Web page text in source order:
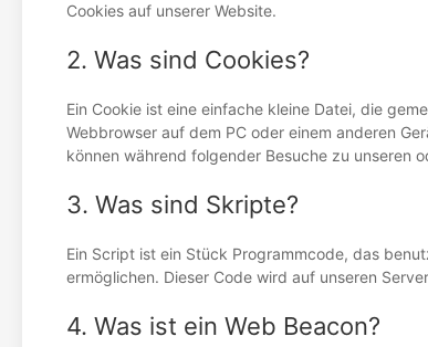
Cookies auf unserer Website.
2. Was sind Cookies?
Ein Cookie ist eine einfache kleine Datei, die
Webbrowser auf dem PC oder einem anderen
können während folgender Besuche zu unseren
3. Was sind Skripte?
Ein Script ist ein Stück Programmcode, das
ermöglichen. Dieser Code wird auf unseren
4. Was ist ein Web Beacon?